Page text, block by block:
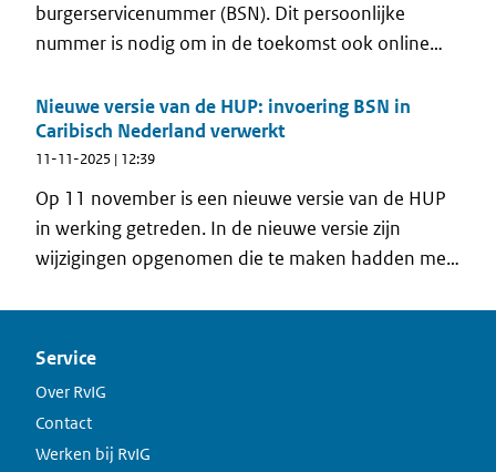
burgerservicenummer (BSN). Dit persoonlijke
nummer is nodig om in de toekomst ook online
burgerzaken van de drie eilanden kennen het BSN
toe aan hun inwoners. En de inwoners kunnen hun
persoonlijke BSN-brief ophalen tijdens de speciale
BSN ophaalweken.
Nieuwe versie van de HUP: invoering BSN in
Caribisch Nederland verwerkt
11-11-2025 | 12:39
Op 11 november is een nieuwe versie van de HUP
in werking getreden. In de nieuwe versie zijn
wijzigingen opgenomen die te maken hadden met
Service
Over RvIG
Contact
Werken bij RvIG